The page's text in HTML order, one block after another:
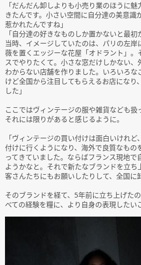
「だんだん卸しよりも小売り業のほうに
きたんです。小さい空間に自分達の美意識
惹かれたんですね」
「自分達の好きなものしか置かないと最初
当時、イメージしていたのは、パリの左
薇を置くエッジーな花屋「オドラント」。
スでやりたくて。小さな窓だけしかない
わからない店舗を作りました。いろいろな
けど全国から注目してもらえるお店になり
した」
ここではヴィンテージの服や雑貨なども扱
それには限りがあると感じるように。
「ヴィンテージの買い付けは面白いけれ
付けに行くようになり、海外で良質なもの
ってきていました。ならばフランス現地で
ようかなと。それで新たなブランドを立ち
客さんたちにもお願いしたりして、全国に
そのブランドを経て、5年前に立ち上げた
べての経験を糧に、より自身の表現したい